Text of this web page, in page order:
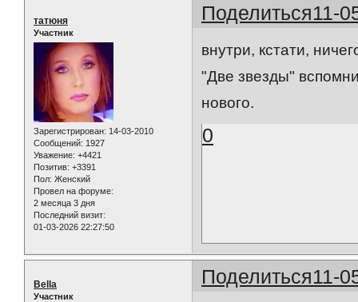
Поделиться11-
татюня
Участник
Зарегистрирован: 14-03-2010
Сообщений: 1927
Уважение: +4421
Позитив: +3391
Пол: Женский
Провел на форуме:
2 месяца 3 дня
Последний визит:
01-03-2026 22:27:50
внутри, кстати,
"Две звезды"
нового.
0
Поделиться11-
Bella
Участник